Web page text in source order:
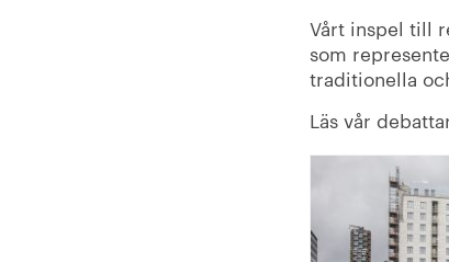
Vårt inspel till
som
traditionella
Läs vår